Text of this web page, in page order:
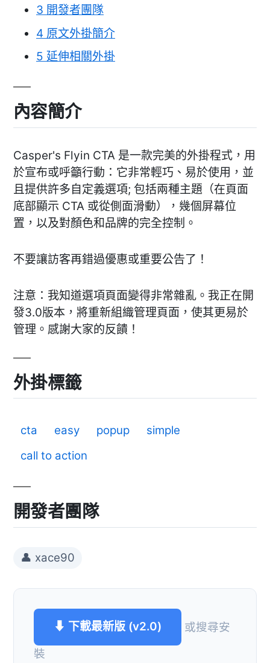
3 開發者團隊
4 原文外掛簡介
5 延伸相關外掛
內容簡介
Casper's Flyin CTA 是一款完美的外掛程式，用
於宣布或呼籲行動：它非常輕巧、易於使用，並
且提供許多自定義選項; 包括兩種主題（在頁面
底部顯示 CTA 或從側面滑動），幾個屏幕位
置，以及對顏色和品牌的完全控制。
不要讓訪客再錯過優惠或重要公告了！
注意：我知道選項頁面變得非常雜亂。我正在開
發3.0版本，將重新組織管理頁面，使其更易於
管理。感謝大家的反饋！
外掛標籤
cta easy popup
simple
call to action
開發者團隊
👤 xace90
⬇ 下載最新版 (v2.0)
或搜尋安
裝